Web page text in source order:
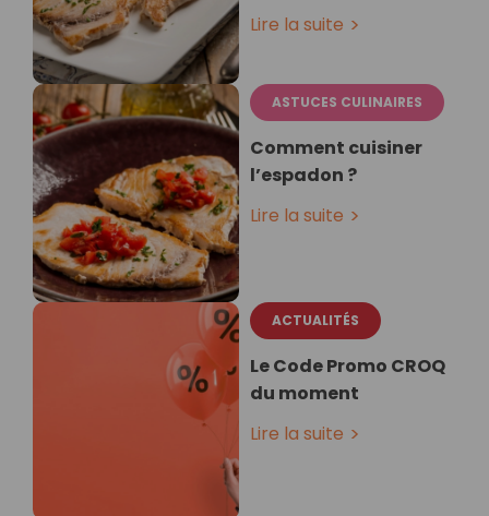
Lire la suite
ASTUCES CULINAIRES
Comment cuisiner
l’espadon ?
Lire la suite
ACTUALITÉS
Le Code Promo CROQ
du moment
Lire la suite